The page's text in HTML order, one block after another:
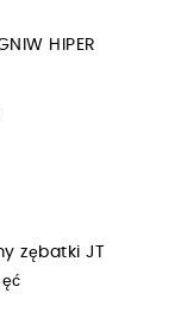
HIPER
zębatki JT